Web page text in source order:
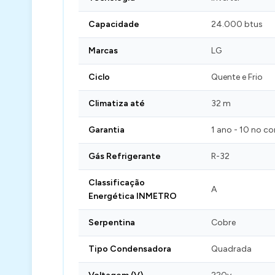
Capacidade 24.000 btus
Marcas LG
Ciclo Quente e Frio
Climatiza até 32 m
Garantia 1 ano - 10 no
Gás Refrigerante R-32
Classificação
Energética INMETRO
A
Serpentina Cobre
Tipo Condensadora Quadrada